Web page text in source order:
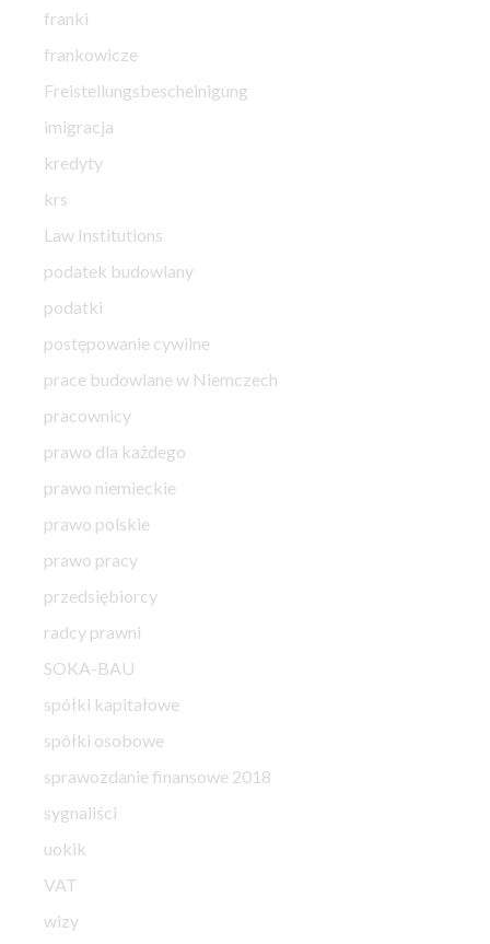
franki
frankowicze
Freistellungsbescheinigung
imigracja
kredyty
krs
Law Institutions
podatek budowlany
podatki
postępowanie cywilne
prace budowlane w Niemczech
pracownicy
prawo dla każdego
prawo niemieckie
prawo polskie
prawo pracy
przedsiębiorcy
radcy prawni
SOKA-BAU
spółki kapitałowe
spółki osobowe
sprawozdanie finansowe 2018
sygnaliści
uokik
VAT
wizy